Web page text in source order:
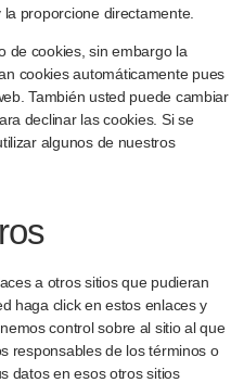
proporcione directamente.
de cookies, sin embargo la
cookies automáticamente pues
También usted puede cambiar
declinar las cookies. Si se
algunos de nuestros
a otros sitios que pudieran
haga click en estos enlaces y
control sobre al sitio al que
responsables de los términos o
datos en esos otros sitios